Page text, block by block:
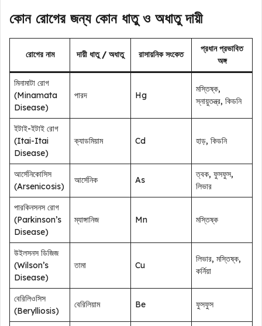
কোন রোগের জন্য কোন ধাতু ও অধাতু দায়ী
রোগের নাম দায়ী ধাতু / অধাতু রাসায়নিক সংকেত
প্রধান প্রভাবিত
অঙ্গ
মিনামাটা রোগ
(Minamata
Disease)
পারদ Hg
মস্তিষ্ক,
স্নায়ুতন্ত্র, কিডনি
ইটাই-ইটাই রোগ
(Itai-Itai
Disease)
ক্যাডমিয়াম Cd হাড়, কিডনি
আর্সেনিকোসিস
(Arsenicosis)
আর্সেনিক As
ত্বক, ফুসফুস,
লিভার
পারকিনসনস রোগ
(Parkinson’s
Disease)
ম্যাঙ্গানিজ Mn মস্তিষ্ক
উইলসনস ডিজিজ
(Wilson’s
Disease)
তামা Cu
লিভার, মস্তিষ্ক,
কর্নিয়া
বেরিলিওসিস
(Berylliosis)
বেরিলিয়াম Be ফুসফুস